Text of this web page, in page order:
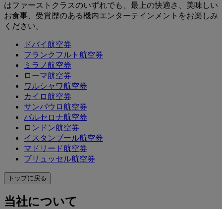
はファーストクラスのいずれでも、最上の快適さ、美味しい
お食事、受賞歴のある機内エンターテインメントをお楽しみ
ください。
ドバイ航空券
フランクフルト航空券
ミラノ航空券
ローマ航空券
ワルシャワ航空券
カイロ航空券
サンパウロ航空券
バルセロナ航空券
ロンドン航空券
イスタンブール航空券
マドリード航空券
ブリュッセル航空券
トップに戻る
当社について